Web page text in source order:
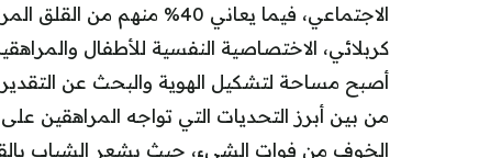
الاجتماعي، فيما يعاني 40%
كربلائي، الاختصاصية النفسية للأطفال
أصبح مساحة لتشكيل الهوية والبحث عن
الخوف من فوات الشيء، حيث يشعر الشباب